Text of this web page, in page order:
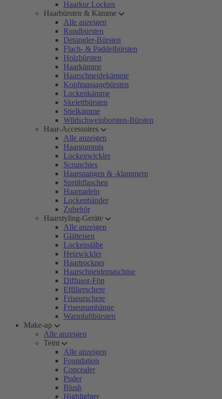
Haarkur Locken
Haarbürsten & Kämme
Alle anzeigen
Rundbürsten
Detangler-Bürsten
Flach- & Paddelbürsten
Holzbürsten
Haarkämme
Haarschneidekämme
Kopfmassagebürsten
Lockenkämme
Skelettbürsten
Stielkämme
Wildschweinborsten-Bürsten
Haar-Accessoires
Alle anzeigen
Haargummis
Lockenwickler
Scrunchies
Haarspangen & -klammern
Sprühflaschen
Haarnadeln
Lockenbänder
Zubehör
Haarstyling-Geräte
Alle anzeigen
Glätteisen
Lockenstäbe
Heizwickler
Haartrockner
Haarschneidemaschine
Diffusor-Fön
Effilierschere
Friseurschere
Friseurumhänge
Warmluftbürsten
Make-up
Alle anzeigen
Teint
Alle anzeigen
Foundation
Concealer
Puder
Blush
Highlighter